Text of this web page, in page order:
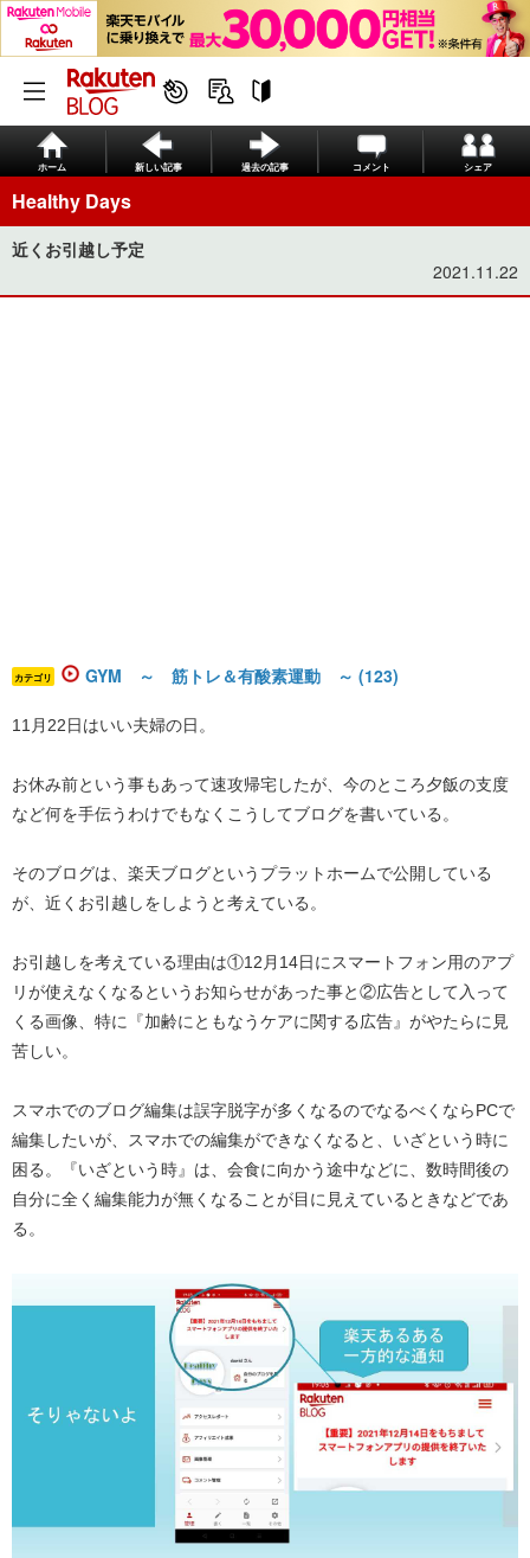
ホーム 新しい記事 過去の記事 コメント シェア
Healthy Days
近くお引越し予定
2021.11.22
カテゴリ GYM ～ 筋トレ＆有酸素運動 ～ (123)
11月22日はいい夫婦の日。
お休み前という事もあって速攻帰宅したが、今のところ夕飯の支度
など何を手伝うわけでもなくこうしてブログを書いている。
そのブログは、楽天ブログというプラットホームで公開している
が、近くお引越しをしようと考えている。
お引越しを考えている理由は①12月14日にスマートフォン用のアプ
リが使えなくなるというお知らせがあった事と②広告として入って
くる画像、特に『加齢にともなうケアに関する広告』がやたらに見
苦しい。
スマホでのブログ編集は誤字脱字が多くなるのでなるべくならPCで
編集したいが、スマホでの編集ができなくなると、いざという時に
困る。『いざという時』は、会食に向かう途中などに、数時間後の
自分に全く編集能力が無くなることが目に見えているときなどであ
る。